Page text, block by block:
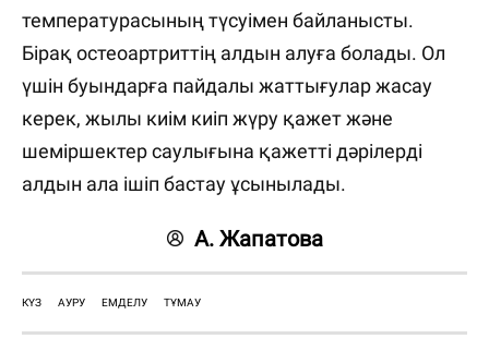
температурасының түсуімен байланысты.
Бірақ остеоартриттің алдын алуға болады. Ол
үшін буындарға пайдалы жаттығулар жасау
керек, жылы киім киіп жүру қажет және
шеміршектер саулығына қажетті дәрілерді
алдын ала ішіп бастау ұсынылады.
А. Жапатова
КҮЗ АУРУ ЕМДЕЛУ ТҰМАУ